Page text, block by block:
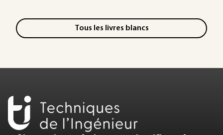
Tous les livres blancs